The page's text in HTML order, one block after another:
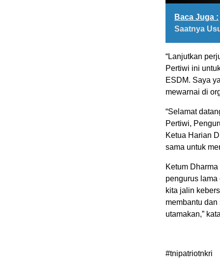
Baca Juga :
Saatnya
“Lanjutkan
Pertiwi ini
ESDM. Saya
mewarnai di
“Selamat
Pertiwi,
Ketua Harian
sama untuk
Ketum
pengurus lama
kita jalin
membantu
utamakan,”
#tnipatriotnkri